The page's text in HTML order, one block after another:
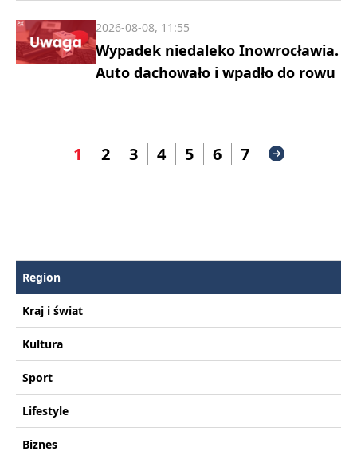
Wypadek niedaleko Inowrocławia.
Auto dachowało i wpadło do rowu
2026-08-08, 11:55
1 2 3 4 5 6 7
Region
Kraj i świat
Kultura
Sport
Lifestyle
Biznes